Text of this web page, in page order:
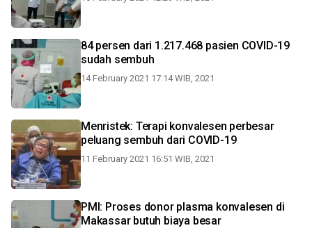
84 persen dari 1.217.468 pasien COVID-19
sudah sembuh
14 February 2021 17:14 WIB, 2021
Menristek: Terapi konvalesen perbesar
peluang sembuh dari COVID-19
11 February 2021 16:51 WIB, 2021
PMI: Proses donor plasma konvalesen di
Makassar butuh biaya besar